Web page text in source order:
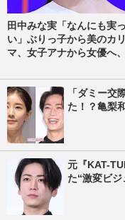
田中みな実「なんにも実
い」ぶりっ子から美のカ
マ、女子アナから女優へ
「ダミー交
た！？亀梨
元『KAT-
た“激変ビ